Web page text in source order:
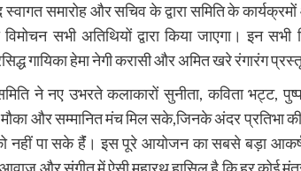
समारोह और सचिव के द्वारा समिति के
सभी अतिथियों द्वारा किया जाएगा। इन
गायिका हेमा नेगी करासी और अमित खरे रंगारंग
ने नए उभरते कलाकारों सुनीता, कविता भट्ट,
मौका और सम्मानित मंच मिल सके,जिनके अंदर प्रतिभा
नहीं पा सके हैंं। इस पूरे आयोजन का सबसे बड़ा